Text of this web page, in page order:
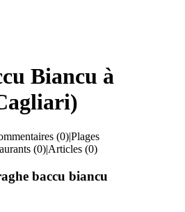
Biancu à
(0)|Plages
(0)|Articles (0)
baccu biancu